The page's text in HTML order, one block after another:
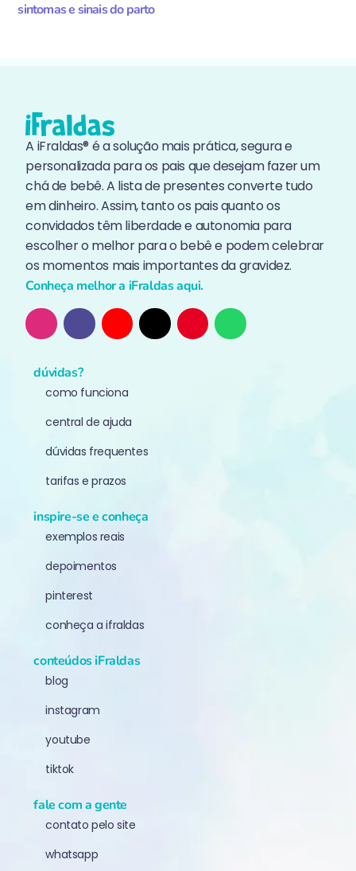
sintomas e sinais do parto
A iFraldas® é a solução mais prática, segura e
personalizada para os pais que desejam fazer um
chá de bebê. A lista de presentes converte tudo
em dinheiro. Assim, tanto os pais quanto os
convidados têm liberdade e autonomia para
escolher o melhor para o bebê e podem celebrar
os momentos mais importantes da gravidez.
Conheça melhor a iFraldas aqui.
dúvidas?
como funciona
central de ajuda
dúvidas frequentes
tarifas e prazos
inspire-se e conheça
exemplos reais
depoimentos
pinterest
conheça a ifraldas
conteúdos iFraldas
blog
instagram
youtube
tiktok
fale com a gente
contato pelo site
whatsapp